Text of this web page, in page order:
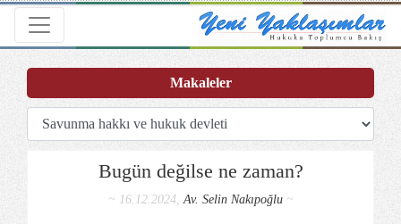
Toggle navigation
Bugün değilse ne zaman?
~ 16.12.2024,Av. Selin Nakıpoğlu~
Makaleler